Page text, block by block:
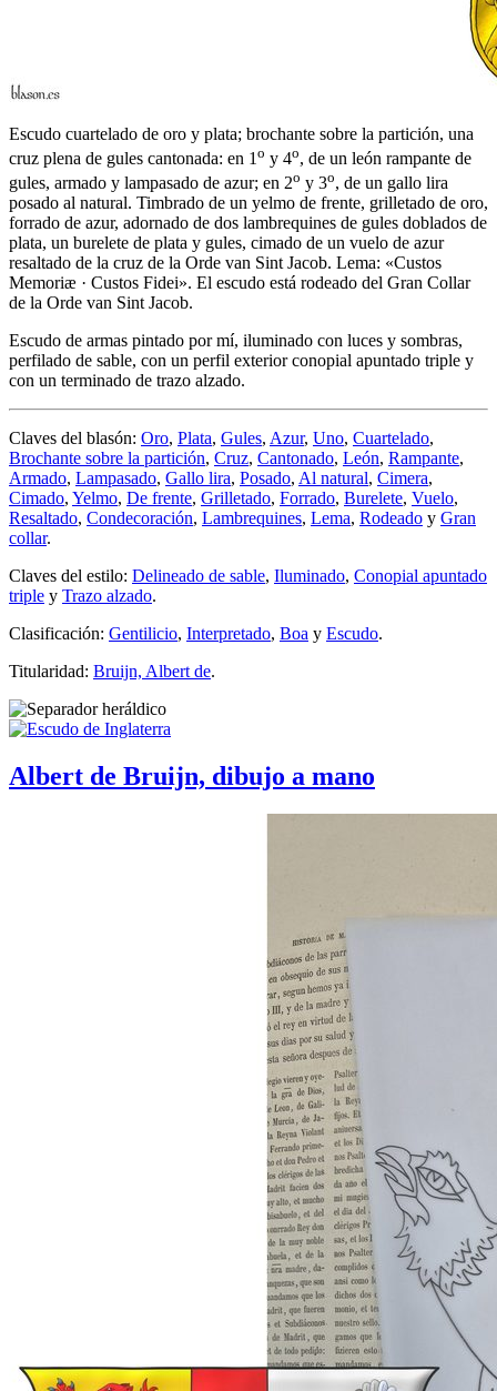
Escudo cuartelado de oro y plata; brochante sobre la partición, una
cruz plena de gules cantonada: en 1 o y 4o, de un león rampante de
gules, armado y lampasado de azur; en 2o y 3o, de un gallo lira
posado al natural. Timbrado de un yelmo de frente, grilletado de oro,
forrado de azur, adornado de dos lambrequines de gules doblados de
plata, un burelete de plata y gules, cimado de un vuelo de azur
resaltado de la cruz de la Orde van Sint Jacob. Lema: «Custos
Memoriæ · Custos Fidei». El escudo está rodeado del Gran Collar
de la Orde van Sint Jacob.
Escudo de armas pintado por mí, iluminado con luces y sombras,
perfilado de sable, con un perfil exterior conopial apuntado triple y
con un terminado de trazo alzado.
Claves del blasón: Oro, Plata, Gules, Azur, Uno, Cuartelado,
Brochante sobre la partición, Cruz, Cantonado, León, Rampante,
Armado, Lampasado, Gallo lira, Posado, Al natural, Cimera,
Cimado, Yelmo, De frente, Grilletado, Forrado, Burelete, Vuelo,
Resaltado, Condecoración, Lambrequines, Lema, Rodeado y Gran
collar.
Claves del estilo: Delineado de sable, Iluminado, Conopial apuntado
triple y Trazo alzado.
Clasificación: Gentilicio, Interpretado, Boa y Escudo.
Titularidad: Bruijn, Albert de.
Albert de Bruijn, dibujo a mano